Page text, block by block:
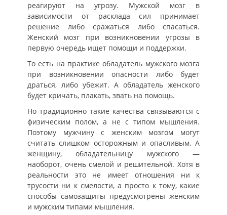
реагируют на угрозу. Мужской мозг в
зависимости от расклада сил принимает
решение либо сражаться либо спасаться.
Женский мозг при возникновении угрозы в
первую очередь ищет помощи и поддержки.
То есть на практике обладатель мужского мозга
при возникновении опасности либо будет
драться, либо убежит. А обладатель женского
будет кричать, плакать, звать на помощь.
Но традиционно такие качества связываются с
физическим полом, а не с типом мышления.
Поэтому мужчину с женским мозгом могут
считать слишком осторожным и опасливым. А
женщину, обладательницу мужского —
наоборот, очень смелой и решительной. Хотя в
реальности это не имеет отношения ни к
трусости ни к смелости, а просто к тому, какие
способы самозащиты предусмотрены женским
и мужским типами мышления.